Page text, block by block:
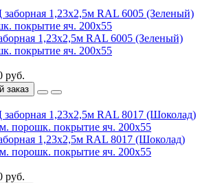
1,23х2,5м RAL 6005 (Зеленый)
покрытие яч. 200х55
руб.
заказ
1,23х2,5м RAL 8017 (Шоколад)
порошк. покрытие яч. 200х55
руб.